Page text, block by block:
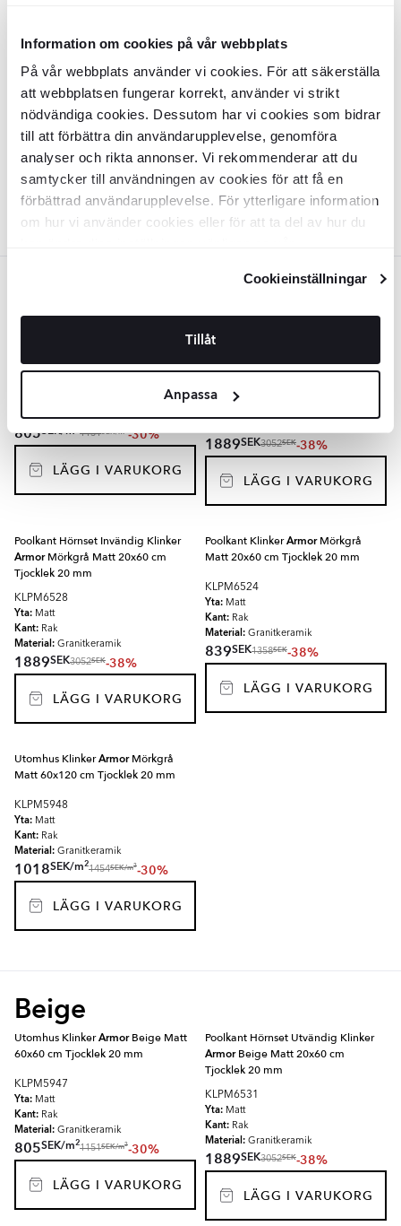
Information om cookies på vår webbplats
På vår webbplats använder vi cookies. För att säkerställa
att webbplatsen fungerar korrekt, använder vi strikt
nödvändiga cookies. Dessutom har vi cookies som bidrar
till att förbättra din användarupplevelse, genomföra
analyser och rikta annonser. Vi rekommenderar att du
samtycker till användningen av cookies för att få en
förbättrad användarupplevelse. För ytterligare information
om hur vi använder cookies eller för att ta del av hur du
Cookieinställningar
Tillåt
Anpassa
Poolkant Klinker ArmorLjusgrå Matt
KLPM6522
Kant:Rak
Material: Granitkeramik
839SEK 1358SEK-38%
LÄGG I VARUKORG
Utomhus Klinker
KLPM5949
Material:Granitkeramik
805SEK/m 1151SEK/m -30%
LÄGG I VARUKORG
Armor
Yta: Matt
1889SEK3052SEK-38%
LÄGG I VARUKORG
Poolkant Hörnset Invändig Klinker
ArmorMörkgrå Matt 20x60 cm
Tjocklek 20 mm
KLPM6528
Yta: Matt
Kant: Rak
Material: Granitkeramik
1889SEK3052SEK-38%
LÄGG I VARUKORG
Poolkant KlinkerArmorMörkgrå
Matt 20x60 cm Tjocklek 20 mm
KLPM6524
Yta: Matt
Kant: Rak
Material: Granitkeramik
839SEK1358SEK-38%
LÄGG I VARUKORG
Utomhus KlinkerArmorMörkgrå
Matt 60x120 cm Tjocklek 20 mm
KLPM5948
Yta: Matt
Kant: Rak
Material: Granitkeramik
1018SEK/m2
1454SEK/m2-30%
LÄGG I VARUKORG
Beige
Utomhus KlinkerArmorBeige Matt
60x60 cm Tjocklek 20 mm
KLPM5947
Yta: Matt
Kant: Rak
Material: Granitkeramik
805SEK/m2
1151SEK/m2-30%
LÄGG I VARUKORG
Poolkant Hörnset Utvändig Klinker
ArmorBeige Matt 20x60 cm
Tjocklek 20 mm
KLPM6531
Yta: Matt
Kant: Rak
Material: Granitkeramik
1889SEK3052SEK-38%
LÄGG I VARUKORG